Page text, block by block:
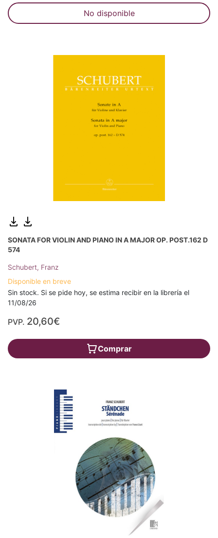
No disponible
SONATA FOR VIOLIN AND PIANO IN A MAJOR OP. POST.162 D
574
Schubert, Franz
Disponible en breve
Sin stock. Si se pide hoy, se estima recibir en la librería el
11/08/26
PVP. 20,60€
Comprar